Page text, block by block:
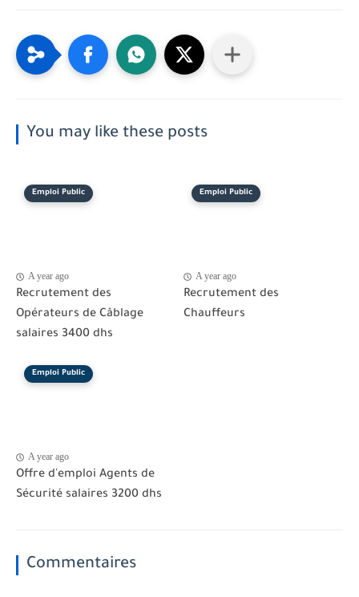
You may like these posts
Emploi Public
A year ago
Recrutement des
Opérateurs de Câblage
salaires 3400 dhs
Emploi Public
A year ago
Recrutement des
Chauffeurs
Emploi Public
A year ago
Offre d'emploi Agents de
Sécurité salaires 3200 dhs
Commentaires